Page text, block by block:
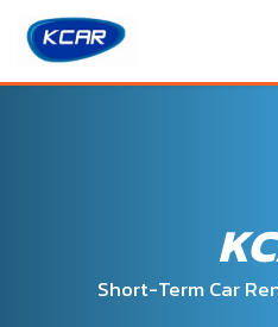
Short-Term Car